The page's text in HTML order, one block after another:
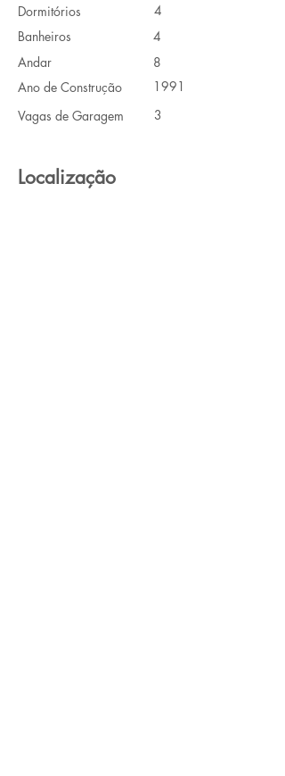
Dormitórios
4
Banheiros
4
Andar
8
Ano de Construção
1991
Vagas de Garagem
3
Localização